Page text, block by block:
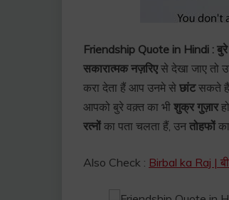
Friendship Quote in Hindi :
सकारात्मक नज़रिएसे देखा जाए तो
करा देता हैं आप उनमे से छांटसकते हैं
आपको बुरे वक़्त का भी शुक्र गुज़ार
रत्नोंका पता चलता हैं, उन तोहफों
Also Check : Birbal ka Raj |